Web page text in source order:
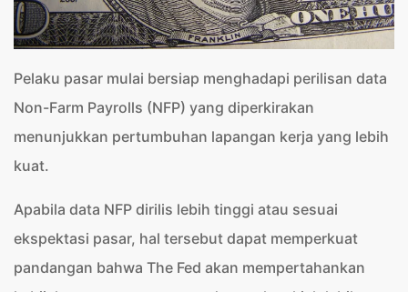
Pelaku pasar mulai bersiap menghadapi perilisan data
Non-Farm Payrolls (NFP) yang diperkirakan
menunjukkan pertumbuhan lapangan kerja yang lebih
kuat.
Apabila data NFP dirilis lebih tinggi atau sesuai
ekspektasi pasar, hal tersebut dapat memperkuat
pandangan bahwa The Fed akan mempertahankan